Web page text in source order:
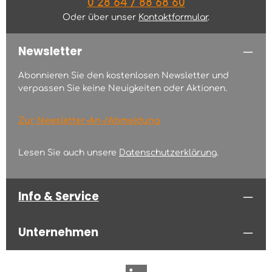
0 28 64 / 88 68 60
Oder über unser Kontaktformular.
Newsletter
Abonnieren Sie den kostenlosen Newsletter und
verpassen Sie keine Neuigkeiten oder Aktionen.
Zur Newsletter-An-/Abmeldung
Lesen Sie auch unsere Datenschutzerklärung.
Info & Service
Unternehmen